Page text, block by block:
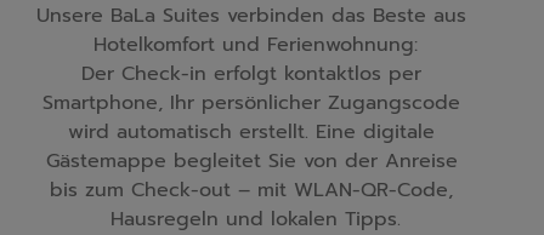
Unsere BaLa Suites verbinden das Beste aus
Hotelkomfort und Ferienwohnung:
Der Check-in erfolgt kontaktlos per
Smartphone, Ihr persönlicher Zugangscode
wird automatisch erstellt. Eine digitale
Gästemappe begleitet Sie von der Anreise
bis zum Check-out – mit WLAN-QR-Code,
Hausregeln und lokalen Tipps.